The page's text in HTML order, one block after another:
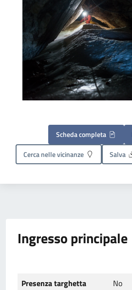
Scheda completa
Cerca nelle vicinanze
Salva
Ingresso principale
Presenza targhetta
No